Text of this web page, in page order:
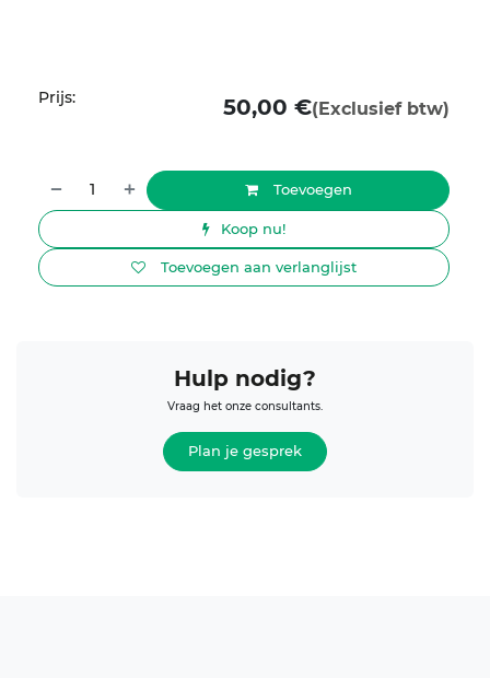
Toevoegen
Koop nu!
Toevoegen aan verlanglijst
Prijs: 50,00 €(Exclusief btw)
Hulp nodig?
Vraag het onze consultants.
Plan je gesprek